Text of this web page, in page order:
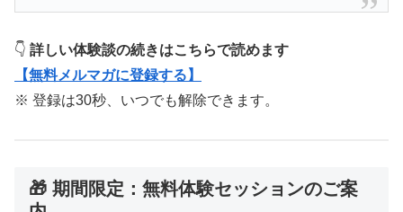
👇 詳しい体験談の続きはこちらで読めます
【無料メルマガに登録する】
※ 登録は30秒、いつでも解除できます。
🎁 期間限定：無料体験セッションのご案